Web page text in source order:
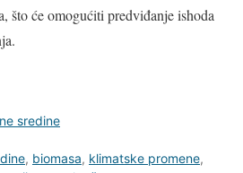
što će omogućiti predviđanje ishoda
sredine
, biomasa, klimatske promene,